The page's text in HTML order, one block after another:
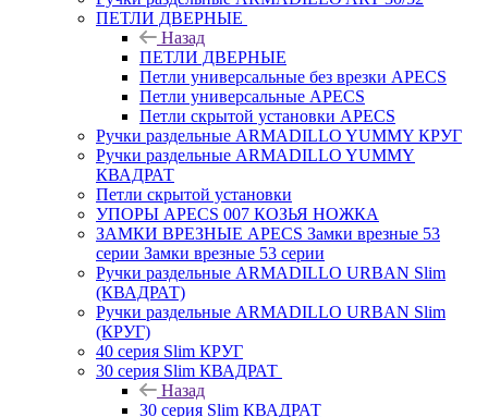
ПЕТЛИ ДВЕРНЫЕ
Назад
ПЕТЛИ ДВЕРНЫЕ
Петли универсальные без врезки APECS
Петли универсальные APECS
Петли скрытой установки APECS
Ручки раздельные ARMADILLO YUMMY КРУГ
Ручки раздельные ARMADILLO YUMMY
КВАДРАТ
Петли скрытой установки
УПОРЫ APECS 007 КОЗЬЯ НОЖКА
ЗАМКИ ВРЕЗНЫЕ APECS Замки врезные 53
серии Замки врезные 53 серии
Ручки раздельные ARMADILLO URBAN Slim
(КВАДРАТ)
Ручки раздельные ARMADILLO URBAN Slim
(КРУГ)
40 серия Slim КРУГ
30 серия Slim КВАДРАТ
Назад
30 серия Slim КВАДРАТ